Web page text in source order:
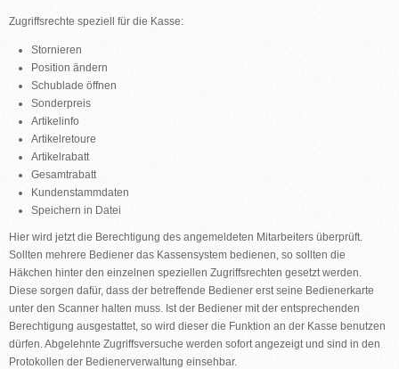
Zugriffsrechte speziell für die Kasse:
Stornieren
Position ändern
Schublade öffnen
Sonderpreis
Artikelinfo
Artikelretoure
Artikelrabatt
Gesamtrabatt
Kundenstammdaten
Speichern in Datei
Hier wird jetzt die Berechtigung des angemeldeten Mitarbeiters überprüft.
Sollten mehrere Bediener das Kassensystem bedienen, so sollten die
Häkchen hinter den einzelnen speziellen Zugriffsrechten gesetzt werden.
Diese sorgen dafür, dass der betreffende Bediener erst seine Bedienerkarte
unter den Scanner halten muss. Ist der Bediener mit der entsprechenden
Berechtigung ausgestattet, so wird dieser die Funktion an der Kasse benutzen
dürfen. Abgelehnte Zugriffsversuche werden sofort angezeigt und sind in den
Protokollen der Bedienerverwaltung einsehbar.